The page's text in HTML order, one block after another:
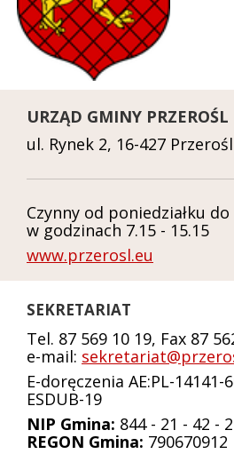
URZĄD GMINY PRZEROŚL
ul. Rynek 2, 16-427 Przerośl
Czynny od poniedziałku
w godzinach 7.15 - 15.15
www.przerosl.eu
SEKRETARIAT
Tel. 87 569 10 19, Fax 87
e-mail:
E-doręczenia AE:PL-14141-
ESDUB-19
NIP Gmina: 844 - 21 - 42 -
REGON Gmina: 790670912